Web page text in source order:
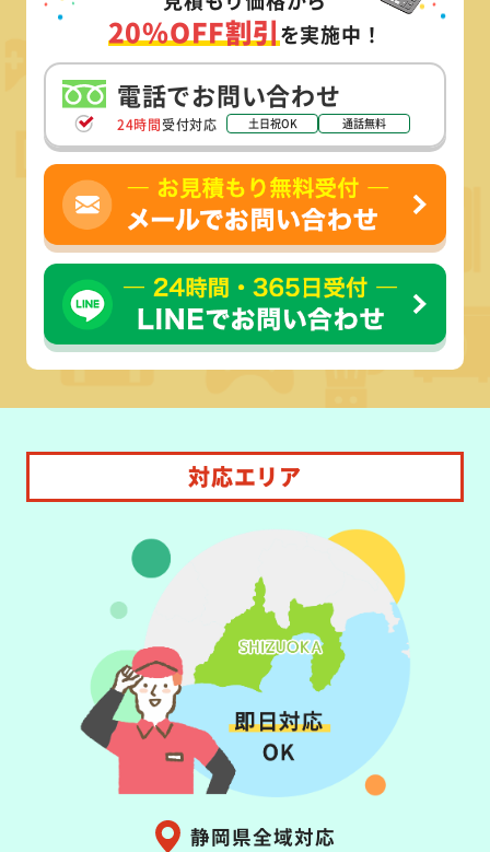
20%OFF割引を実施中！
電話でお問い合わせ
24時間受付対応 土日祝OK 通話無料
対応エリア
静岡県全域対応